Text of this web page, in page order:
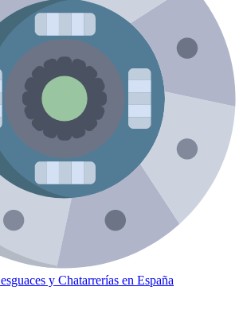
y Chatarrerías en España